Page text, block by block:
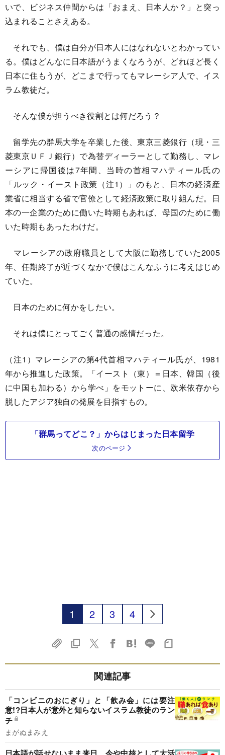
いで、ビジネス仲間からは「おまえ、日本人か？」と突っ
込まれることさえある。
それでも、僕は自分が日本人にはなれないとわかってい
る。僕はどんなに日本語がうまくなろうが、どれほど長く
日本に住もうが、どこまで行ってもマレーシア人で、イス
ラム教徒だ。
そんな僕が担うべき役割とは何だろう？
留学先の群馬大学を卒業した後、東京三菱銀行（現・三
菱東京ＵＦＪ銀行）で為替ディーラーとして勤務し、マレ
ーシアに帰国後は7年間、当時の首相マハティール氏の
「ルック・イースト政策（注1）」のもと、日本の経済産
業省に相当する省で官僚として経済政策に取り組んだ。日
本の一企業のために働いた時期もあれば、母国のために働
いた時期もあったわけだ。
マレーシアの政府職員として大阪に勤務していた2005
年、任期終了が近づくなかで僕はこんなふうに考えはじめ
ていた。
日本のために何かをしたい。
それは僕にとってごく普通の感情だった。
（注1）マレーシアの第4代首相マハティール氏が、1981
年から推進した政策。「イースト（東）＝日本、韓国（後
に中国も加わる）から学べ」をモットーに、欧米依存から
脱したアジア独自の発展を目指すもの。
「群馬ってどこ？」からはじまった日本留学
次のページ
1 2 3 4
関連記事
「コンビニのおにぎり」と「飲み会」には要注
意!?日本人が意外と知らないイスラム教徒のラン
チ
まがぬまみえ